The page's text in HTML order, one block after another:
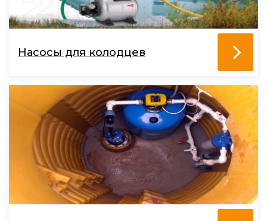
Насосы для колодцев